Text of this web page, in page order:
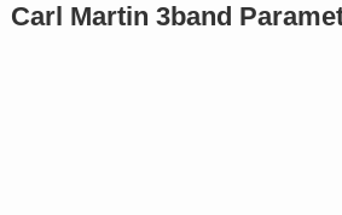
Carl Martin 3band